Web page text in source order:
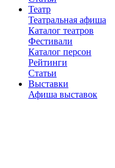
Театр
Театральная афиша
Каталог театров
Фестивали
Каталог персон
Рейтинги
Статьи
Выставки
Афиша выставок